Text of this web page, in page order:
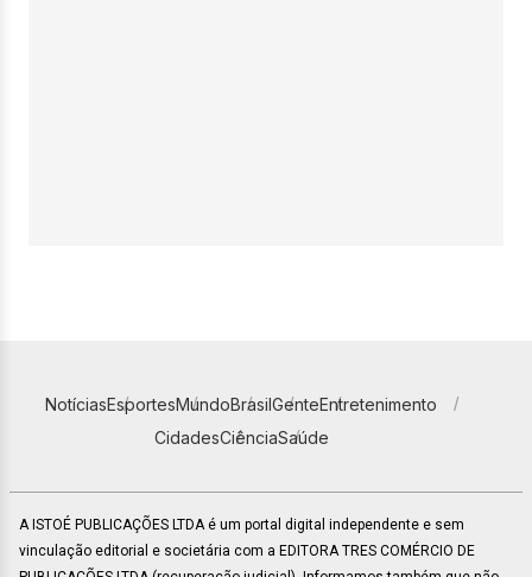
NotíciasEsportesMundoBrasilGenteEntretenimento
CidadesCiênciaSaúde
A ISTOÉ PUBLICAÇÕES LTDA é um portal digital independente e sem
vinculação editorial e societária com a EDITORA TRES COMÉRCIO DE